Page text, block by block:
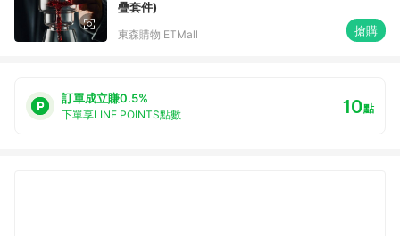
疊套件)
東森購物 ETMall 搶購
訂單成立賺0.5%
下單享LINE POINTS點數 10點